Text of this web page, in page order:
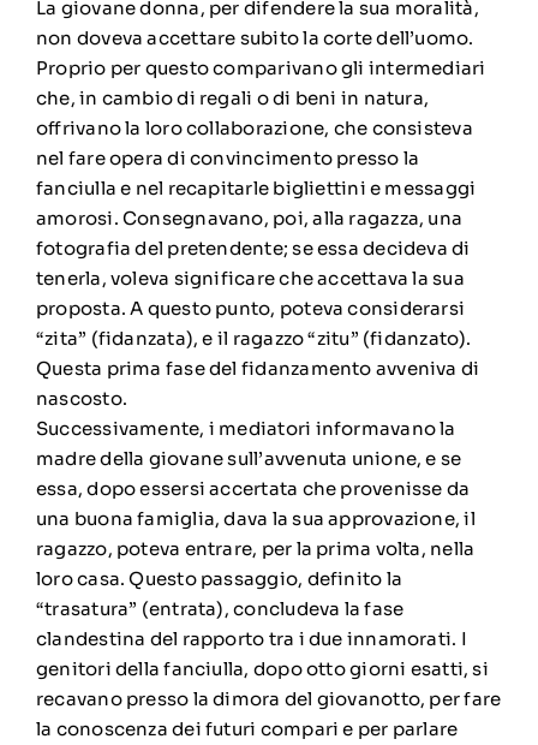
La giovane donna, per difendere la sua moralità,
non doveva accettare subito la corte dell’uomo.
Proprio per questo comparivano gli intermediari
che, in cambio di regali o di beni in natura,
offrivano la loro collaborazione, che consisteva
nel fare opera di convincimento presso la
fanciulla e nel recapitarle bigliettini e messaggi
amorosi. Consegnavano, poi, alla ragazza, una
fotografia del pretendente; se essa decideva di
tenerla, voleva significare che accettava la sua
proposta. A questo punto, poteva considerarsi
“zita” (fidanzata), e il ragazzo “zitu” (fidanzato).
Questa prima fase del fidanzamento avveniva di
nascosto.
Successivamente, i mediatori informavano la
madre della giovane sull’avvenuta unione, e se
essa, dopo essersi accertata che provenisse da
una buona famiglia, dava la sua approvazione, il
ragazzo, poteva entrare, per la prima volta, nella
loro casa. Questo passaggio, definito la
“trasatura” (entrata), concludeva la fase
clandestina del rapporto tra i due innamorati. I
genitori della fanciulla, dopo otto giorni esatti, si
recavano presso la dimora del giovanotto, per fare
la conoscenza dei futuri compari e per parlare